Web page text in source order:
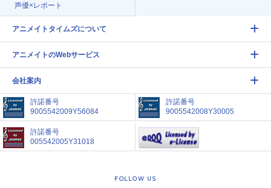
声優×レポート
アニメイトタイムズについて
アニメイトのWebサービス
会社案内
許諾番号
9005542009Y56084
許諾番号
9005542008Y30005
許諾番号
005542005Y31018
FOLLOW US